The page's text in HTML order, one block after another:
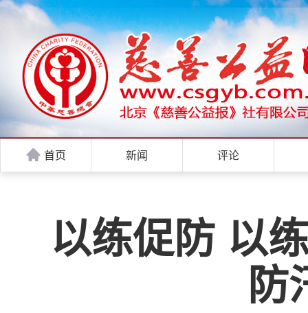
首页 新闻 评论
以练促防 以
防